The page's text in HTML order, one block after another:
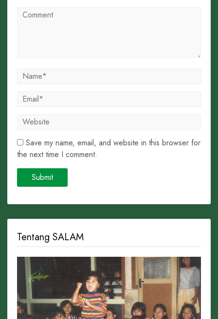
Save my name, email, and website in this browser for
the next time I comment.
Tentang SALAM